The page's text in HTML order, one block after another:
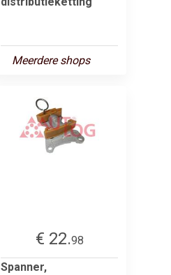
Meerdere shops
€ 22.98
Spanner,